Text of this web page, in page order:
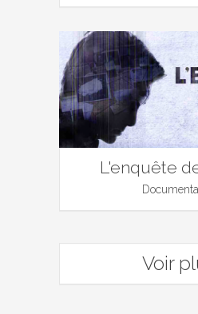
L'enquête
Voir